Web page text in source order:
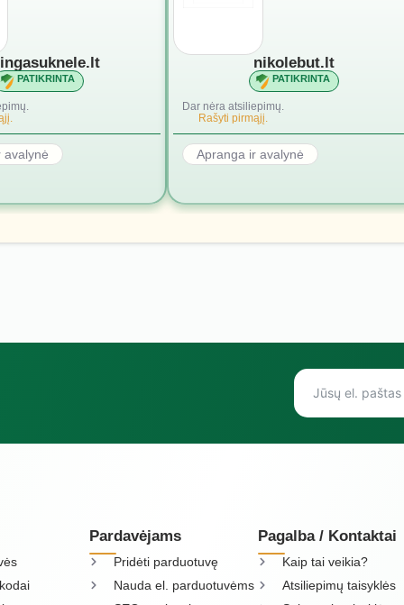
PATIKRINTA
avalynė
nikolebut.lt
PATIKRINTA
Dar nėra atsiliepimų.
Rašyti pirmąjį.
Apranga ir avalynė
Pardavėjams
Pridėti parduotuvę
Nauda el. parduotuvėms
Pagalba / Kontaktai
Kaip tai veikia?
Atsiliepimų taisyklės